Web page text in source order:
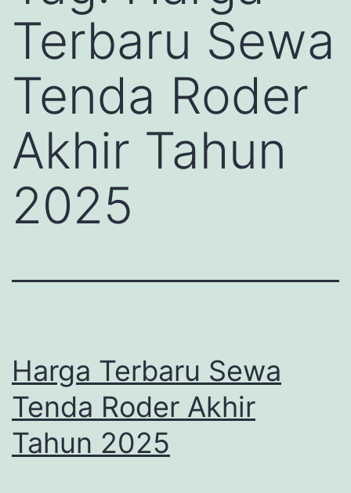
Terbaru Sewa
Tenda Roder
Akhir Tahun
2025
Harga Terbaru Sewa
Tenda Roder Akhir
Tahun 2025